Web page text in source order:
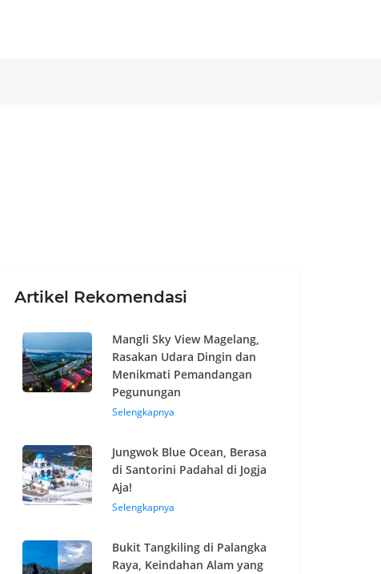
Artikel Rekomendasi
Mangli Sky View Magelang,
Rasakan Udara Dingin dan
Menikmati Pemandangan
Pegunungan
Selengkapnya
Jungwok Blue Ocean, Berasa
di Santorini Padahal di Jogja
Aja!
Selengkapnya
Bukit Tangkiling di Palangka
Raya, Keindahan Alam yang